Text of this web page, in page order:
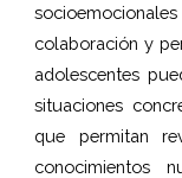
colaboración y
adolescentes
situaciones
que permitan
conocimientos